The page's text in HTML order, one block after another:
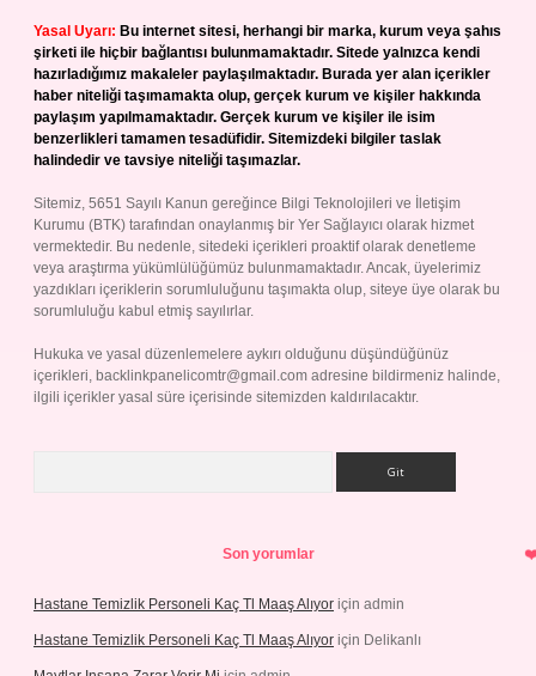
Yasal Uyarı: Bu internet sitesi, herhangi bir marka, kurum veya şahıs
şirketi ile hiçbir bağlantısı bulunmamaktadır. Sitede yalnızca kendi
hazırladığımız makaleler paylaşılmaktadır. Burada yer alan içerikler
haber niteliği taşımamakta olup, gerçek kurum ve kişiler hakkında
paylaşım yapılmamaktadır. Gerçek kurum ve kişiler ile isim
benzerlikleri tamamen tesadüfidir. Sitemizdeki bilgiler taslak
halindedir ve tavsiye niteliği taşımazlar.
Sitemiz, 5651 Sayılı Kanun gereğince Bilgi Teknolojileri ve İletişim
Kurumu (BTK) tarafından onaylanmış bir Yer Sağlayıcı olarak hizmet
vermektedir. Bu nedenle, sitedeki içerikleri proaktif olarak denetleme
veya araştırma yükümlülüğümüz bulunmamaktadır. Ancak, üyelerimiz
yazdıkları içeriklerin sorumluluğunu taşımakta olup, siteye üye olarak bu
sorumluluğu kabul etmiş sayılırlar.
Hukuka ve yasal düzenlemelere aykırı olduğunu düşündüğünüz
içerikleri, backlinkpanelicomtr@gmail.com adresine bildirmeniz halinde,
ilgili içerikler yasal süre içerisinde sitemizden kaldırılacaktır.
Son yorumlar
Hastane Temizlik Personeli Kaç Tl Maaş Alıyor için admin
Hastane Temizlik Personeli Kaç Tl Maaş Alıyor için Delikanlı